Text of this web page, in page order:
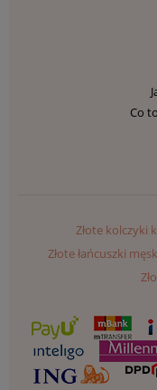
Co
Złote kolczyki
Złote łańcuszki